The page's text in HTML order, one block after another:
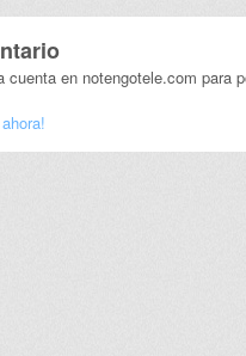
cuenta en notengotele.com para